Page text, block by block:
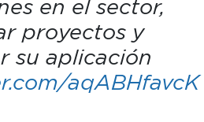
en el sector,
proyectos y
su aplicación
aqABHfavcK